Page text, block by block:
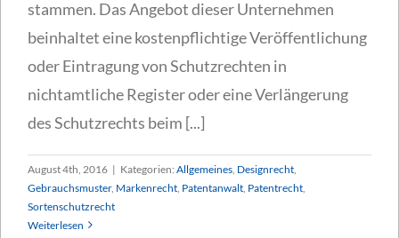
stammen. Das Angebot dieser Unternehmen
beinhaltet eine kostenpflichtige Veröffentlichung
oder Eintragung von Schutzrechten in
nichtamtliche Register oder eine Verlängerung
des Schutzrechts beim [...]
August 4th, 2016 | Kategorien: Allgemeines Designrecht
Gebrauchsmuster, Markenrecht Patentanwalt Patentrecht
Sortenschutzrecht
Weiterlesen